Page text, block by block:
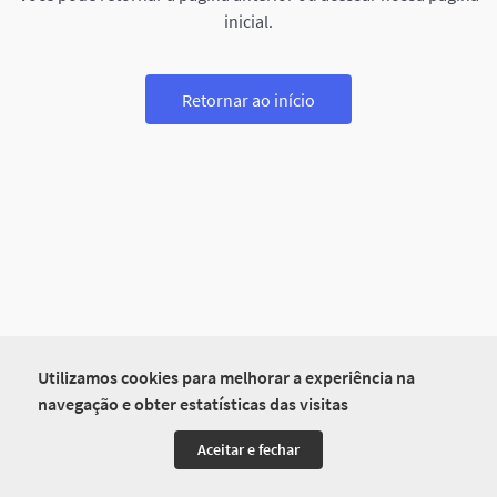
Utilizamos cookies para melhorar a experiência na
navegação e obter estatísticas das visitas
Aceitar e fechar
inicial.
Retornar ao início